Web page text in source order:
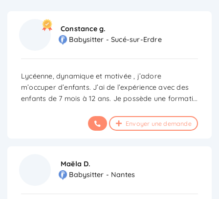
Constance g.
Babysitter - Sucé-sur-Erdre
Lycéenne, dynamique et motivée , j’adore
m’occuper d’enfants. J’ai de l’expérience avec des
enfants de 7 mois à 12 ans. Je possède une formati...
Envoyer une demande
Maëla D.
Babysitter - Nantes